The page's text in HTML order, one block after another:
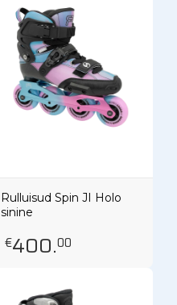
Rulluisud Spin JI Holo
sinine
€400.00